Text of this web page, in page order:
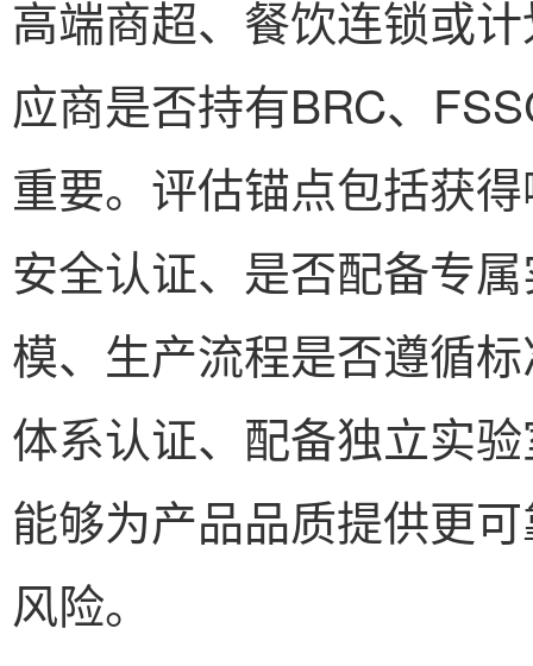
高端商超、餐饮连锁或
应商是否持有BRC、
重要。评估锚点包括获
安全认证、是否配备专
模、生产流程是否遵循
体系认证、配备独立实
能够为产品品质提供更
风险。